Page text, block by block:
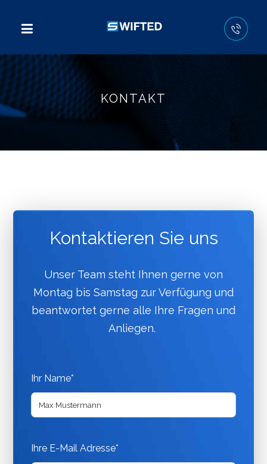
KONTAKT
Kontaktieren Sie uns
Unser Team steht Ihnen gerne von
Montag bis Samstag zur Verfügung und
beantwortet gerne alle Ihre Fragen und
Anliegen.
Ihr Name*
Ihre E-Mail Adresse*